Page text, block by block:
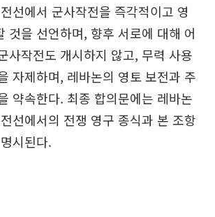
선에서 군사작전을 즉각적이고 영
것을 선언하며, 향후 서로에 대해 어
사작전도 개시하지 않고, 무력 사용
자제하며, 레바논의 영토 보전과 주
약속한다. 최종 합의문에는 레바논
선에서의 전쟁 영구 종식과 본 조항
시된다.